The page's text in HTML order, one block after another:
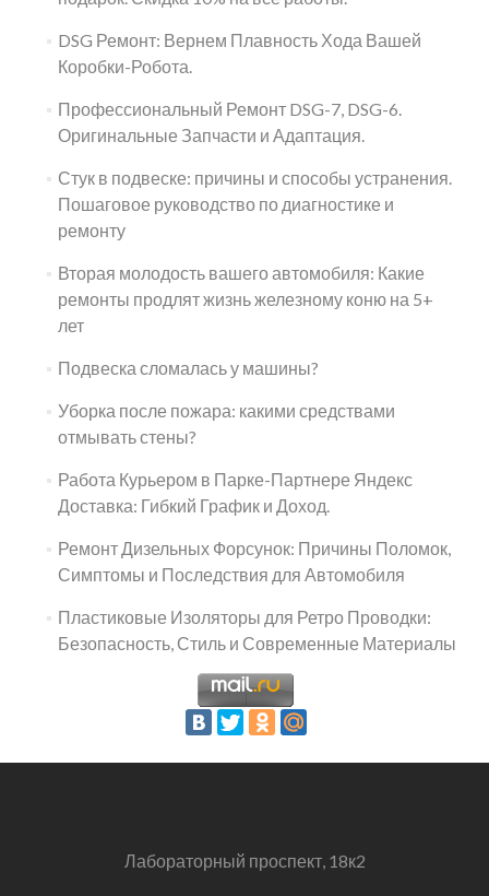
DSG Ремонт: Вернем Плавность Хода Вашей
Коробки-Робота.
Профессиональный Ремонт DSG-7, DSG-6.
Оригинальные Запчасти и Адаптация.
Стук в подвеске: причины и способы устранения.
Пошаговое руководство по диагностике и
ремонту
Вторая молодость вашего автомобиля: Какие
ремонты продлят жизнь железному коню на 5+
лет
Подвеска сломалась у машины?
Уборка после пожара: какими средствами
отмывать стены?
Работа Курьером в Парке-Партнере Яндекс
Доставка: Гибкий График и Доход.
Ремонт Дизельных Форсунок: Причины Поломок,
Симптомы и Последствия для Автомобиля
Пластиковые Изоляторы для Ретро Проводки:
Безопасность, Стиль и Современные Материалы
Лабораторный проспект, 18к2